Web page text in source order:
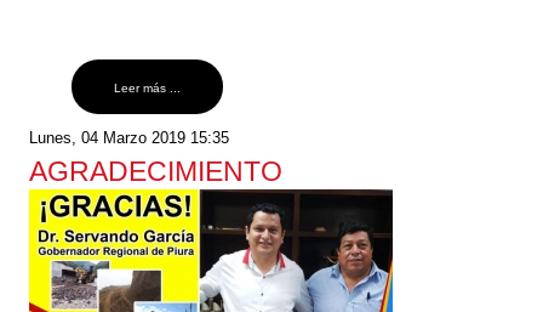
Leer más ...
Lunes, 04 Marzo 2019 15:35
AGRADECIMIENTO